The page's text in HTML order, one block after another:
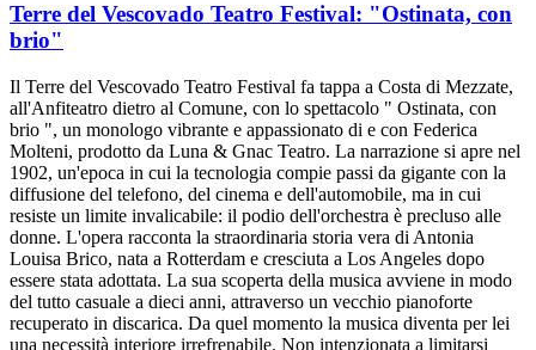
Terre del Vescovado Teatro Festival: "Ostinata, con
brio"
Il Terre del Vescovado Teatro Festival fa tappa a Costa di Mezzate,
all'Anfiteatro dietro al Comune, con lo spettacolo " Ostinata, con
brio ", un monologo vibrante e appassionato di e con Federica
Molteni, prodotto da Luna & Gnac Teatro. La narrazione si apre nel
1902, un'epoca in cui la tecnologia compie passi da gigante con la
diffusione del telefono, del cinema e dell'automobile, ma in cui
resiste un limite invalicabile: il podio dell'orchestra è precluso alle
donne. L'opera racconta la straordinaria storia vera di Antonia
Louisa Brico, nata a Rotterdam e cresciuta a Los Angeles dopo
essere stata adottata. La sua scoperta della musica avviene in modo
del tutto casuale a dieci anni, attraverso un vecchio pianoforte
recuperato in discarica. Da quel momento la musica diventa per lei
una necessità interiore irrefrenabile. Non intenzionata a limitarsi